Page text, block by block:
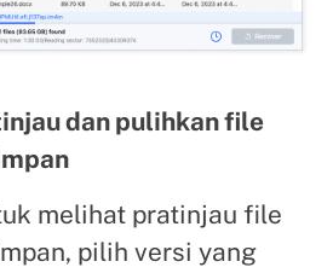
dan pulihkan file
melihat pratinjau file
pilih versi yang